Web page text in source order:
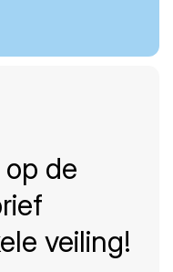
de
veiling!